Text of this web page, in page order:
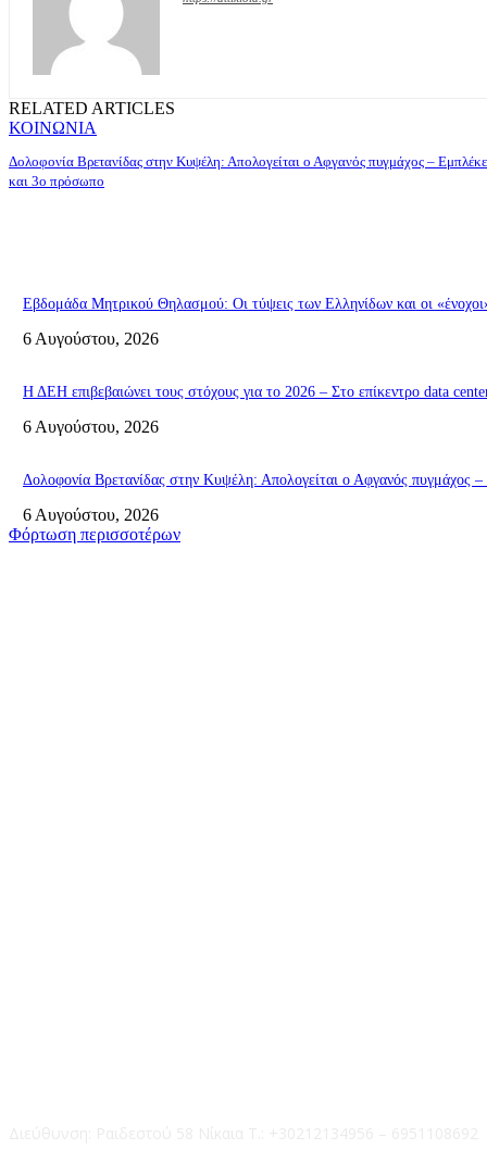
RELATED ARTICLES
ΚΟΙΝΩΝΙΑ
Δολοφονία Βρετανίδας στην Κυψέλη: Απολογείται ο Αφγανός πυγμάχος –
και 3ο πρόσωπο
Εβδομάδα Μητρικού Θηλασμού: Οι τύψεις των Ελληνίδων και οι
6 Αυγούστου, 2026
Η ΔΕΗ επιβεβαιώνει τους στόχους για το 2026 – Στο επίκεντρο data
6 Αυγούστου, 2026
Δολοφονία Βρετανίδας στην Κυψέλη: Απολογείται ο Αφγανός πυγμάχος
6 Αυγούστου, 2026
Φόρτωση περισσοτέρων